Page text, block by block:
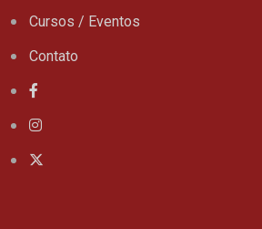
Cursos / Eventos
Contato